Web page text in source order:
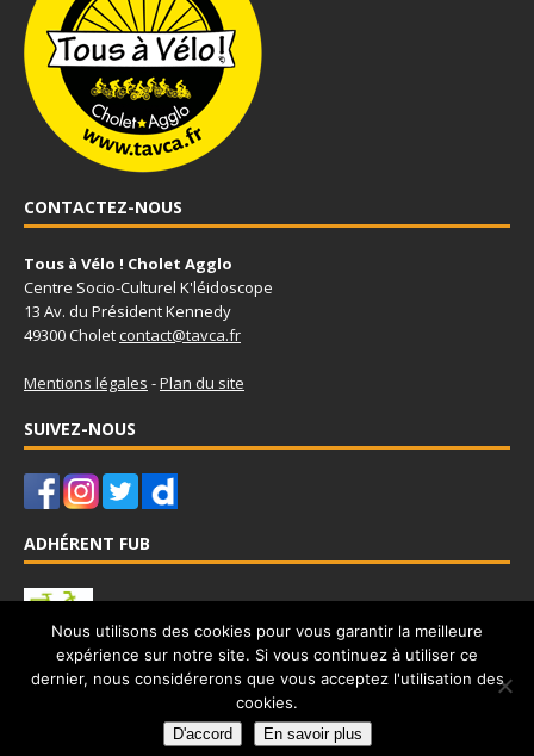
CONTACTEZ-NOUS
Tous à Vélo ! Cholet Agglo
Centre Socio-Culturel K'léidoscope
13 Av. du Président Kennedy
49300 Choletcontact@tavca.fr
Mentions légales -Plan du site
SUIVEZ-NOUS
ADHÉRENT FUB
Tous à Vélo - Cholet Agglo est adhérent à la Fédération Française
des Usagers de la Bicyclettewww.fub.fr
Copyright © 2026 | Tous à Vélo Cholet Agglo
Nous utilisons des cookies pour vous garantir la meilleure
expérience sur notre site. Si vous continuez à utiliser ce
dernier, nous considérerons que vous acceptez l'utilisation des
cookies.
D'accord En savoir plus